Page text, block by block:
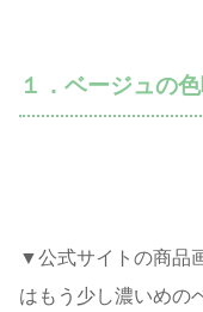
１．ベージュの
▼公式サイトの商品
はもう少し濃いめの